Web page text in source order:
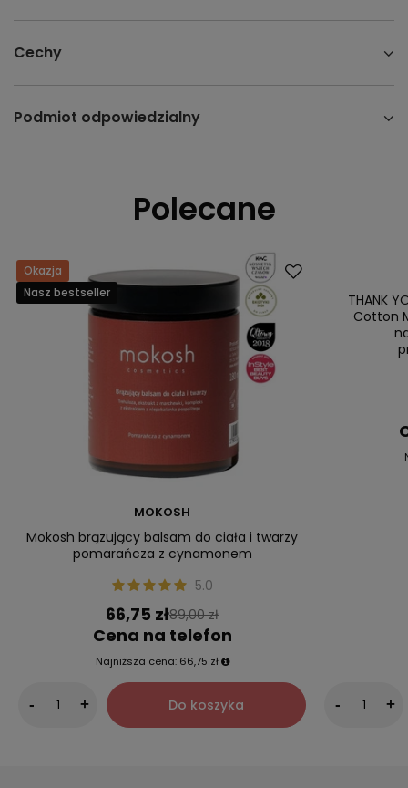
Cechy
Podmiot odpowiedzialny
Polecane
Okazja
Nasz bestseller
MOKOSH
Mokosh brązujący balsam do ciała i twarzy
pomarańcza z cynamonem
5.0
66,75 zł89,00 zł
Cena na telefon
Najniższa cena: 66,75 zł
- + Do koszyka
NaszTHANK
Cotton
- +